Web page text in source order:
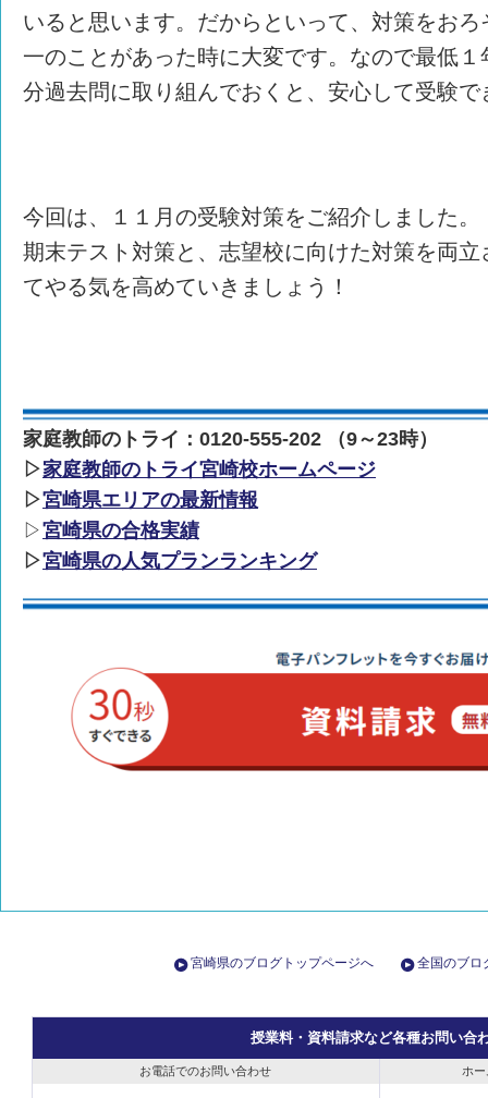
いると思います。だからといって、対策をお
一のことがあった時に大変です。なので最低
分過去問に取り組んでおくと、安心して受験で
今回は、１１月の受験対策をご紹介しました。
期末テスト対策と、志望校に向けた対策を両
てやる気を高めていきましょう！
家庭教師のトライ：0120-555-202 （9～23時）
▷家庭教師のトライ宮崎校ホームページ
▷宮崎県エリアの最新情報
▷宮崎県の合格実績
▷宮崎県の人気プランランキング
宮崎県のブログトップページへ 全国のブロ
授業料・資料請求など各種お問い合
お電話でのお問い合わせ ホ